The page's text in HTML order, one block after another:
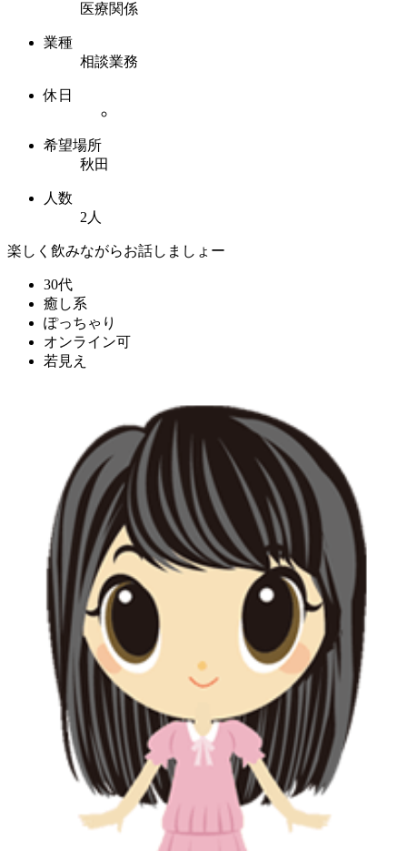
医療関係
業種
相談業務
休日
希望場所
秋田
人数
2人
楽しく飲みながらお話しましょー
30代
癒し系
ぽっちゃり
オンライン可
若見え